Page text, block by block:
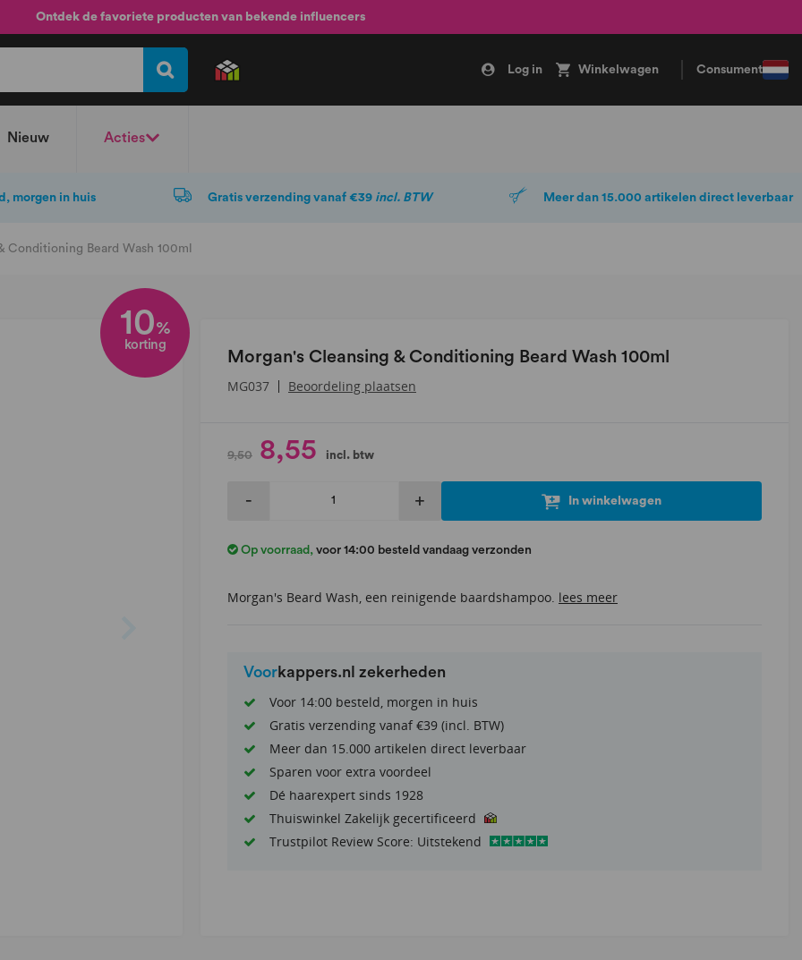
Ontdek de favoriete producten van bekende influencers
Log in Winkelwagen Consument
Nieuw Acties
morgen in huis Gratis verzending vanaf €39 incl. BTW Meer dan 15.000 artikelen direct leverbaar
Conditioning Beard Wash 100ml
Morgan's Cleansing & Conditioning Beard Wash 100ml
MG037 Beoordeling plaatsen
Op voorraad , voor 14:00 besteld vandaag verzonden
8,55
9,50 incl. btw
- + In winkelwagen
Morgan's Beard Wash, een reinigende baardshampoo. lees meer
Voorkappers.nl zekerheden
Voor 14:00 besteld, morgen in huis
Gratis verzending vanaf €39 (incl. BTW)
Meer dan 15.000 artikelen direct leverbaar
Sparen voor extra voordeel
Dé haarexpert sinds 1928
Thuiswinkel Zakelijk gecertificeerd
Trustpilot Review Score: Uitstekend
10%
korting